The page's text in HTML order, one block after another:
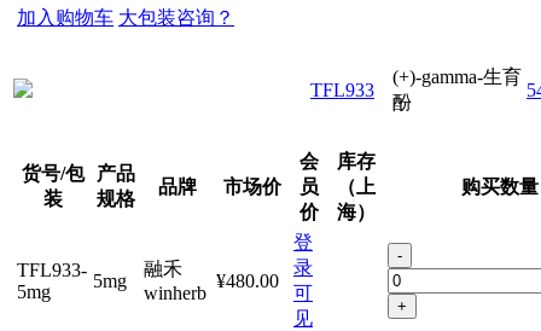
加入购物车 大包装咨询？
TFL933
(+)-gamma-生育
酚
货号/包
装
产品
规格
品牌 市场价
会
员
价
库存
（上
海）
购买数量
TFL933-
5mg
5mg
融禾
winherb
¥480.00
登
录
可
见
-
+